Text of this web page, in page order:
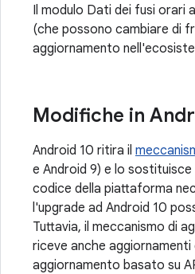
Il modulo Dati dei fusi orari
(che possono cambiare di
aggiornamento
Modifiche in
Android 10 ritira il
e Android 9) e lo sostituisce
codice della piattaforma
l'upgrade ad Android 10
Tuttavia, il meccanismo di
riceve anche
aggiornamento basato su